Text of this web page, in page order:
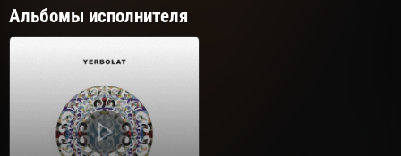
Альбомы исполнителя